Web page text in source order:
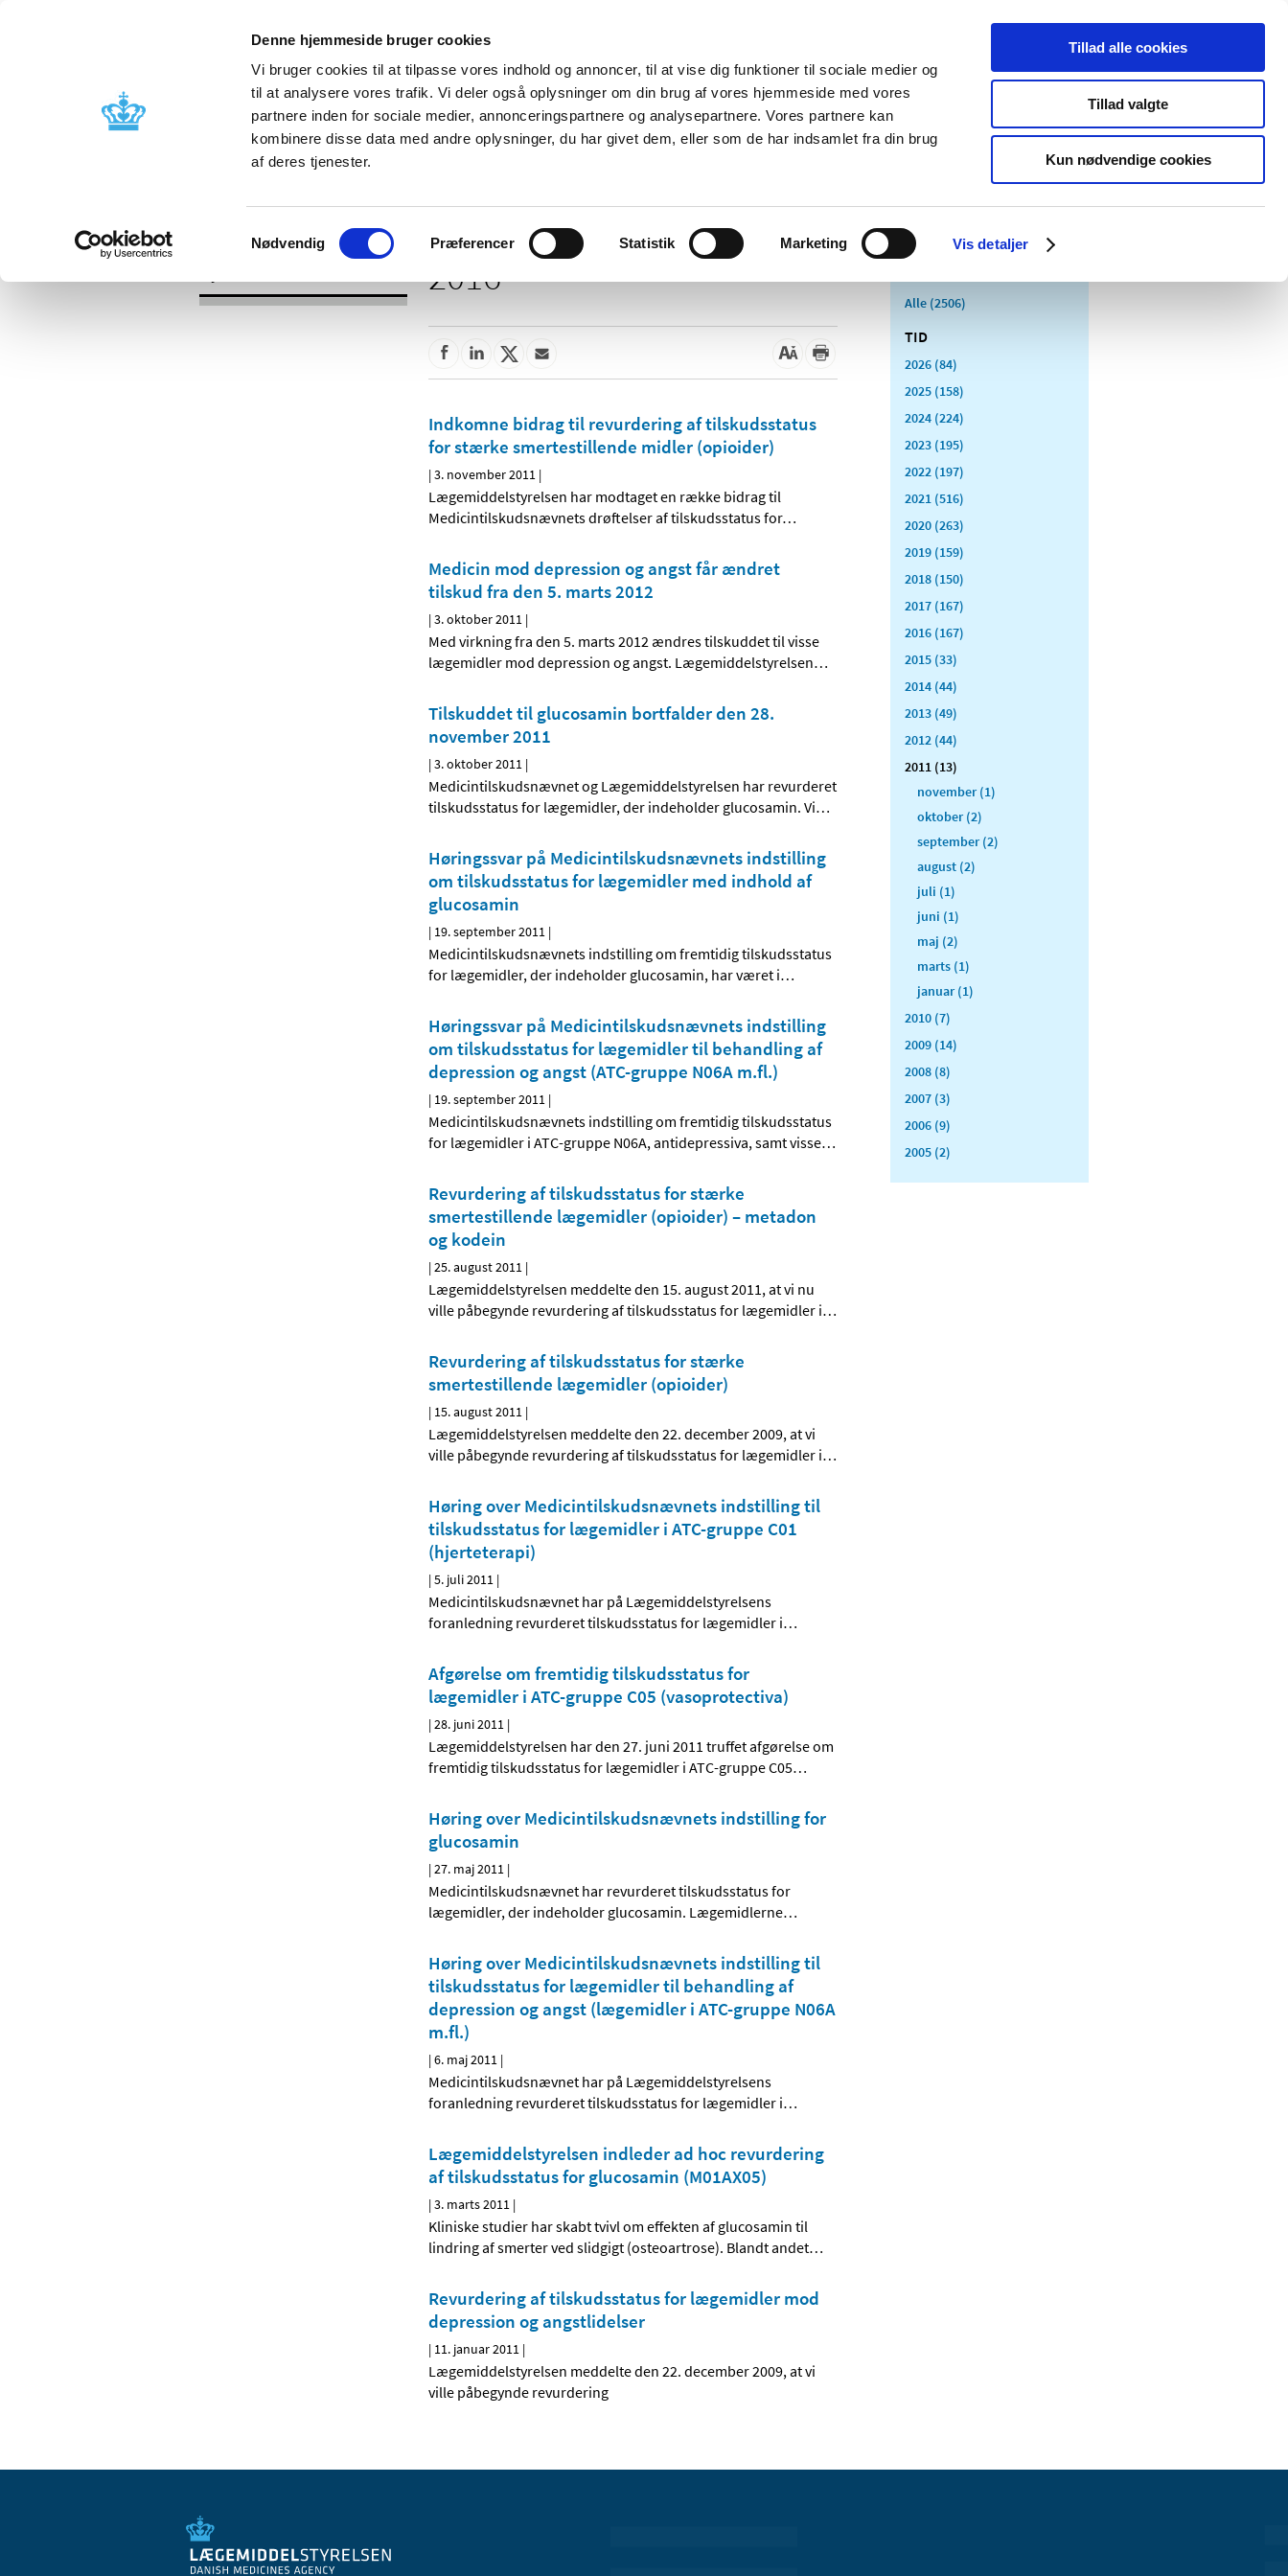
Denne hjemmeside bruger cookies
Vi bruger cookies til at tilpasse vores indhold og annoncer, til at vise dig funktioner til sociale medier og
til at analysere vores trafik. Vi deler også oplysninger om din brug af vores hjemmeside med vores
partnere inden for sociale medier, annonceringspartnere og analysepartnere. Vores partnere kan
kombinere disse data med andre oplysninger, du har givet dem, eller som de har indsamlet fra din brug
af deres tjenester.
Samtykkevalg
Nødvendig Præferencer Statistik Marketing Vis detaljer
Tillad alle cookies
Tillad valgte
Kun nødvendige cookies
Nyheder Om os Kontakt Udgivelser
Godkendelse og
Bivirkninger og
produktinformation
Tilskud og
Apoteker og salg af
Medicinsk
Særlige
produktområder
2016
Indkomne bidrag til revurdering af tilskudsstatus
for stærke smertestillende midler (opioider)
|3. november 2011 |
Lægemiddelstyrelsen har modtaget en række bidrag til
Medicintilskudsnævnets drøftelser af tilskudsstatus for…
Medicin mod depression og angst får ændret
tilskud fra den 5. marts 2012
|3. oktober 2011 |
Med virkning fra den 5. marts 2012 ændres tilskuddet til visse
lægemidler mod depression og angst. Lægemiddelstyrelsen…
Tilskuddet til glucosamin bortfalder den 28.
november 2011
|3. oktober 2011 |
Medicintilskudsnævnet og Lægemiddelstyrelsen har revurderet
tilskudsstatus for lægemidler, der indeholder glucosamin. Vi…
Høringssvar på Medicintilskudsnævnets indstilling
om tilskudsstatus for lægemidler med indhold af
glucosamin
| 19. september 2011 |
Medicintilskudsnævnets indstilling om fremtidig tilskudsstatus
for lægemidler, der indeholder glucosamin, har været i…
Høringssvar på Medicintilskudsnævnets indstilling
om tilskudsstatus for lægemidler til behandling af
depression og angst (ATC-gruppe N06A m.fl.)
| 19. september 2011 |
Medicintilskudsnævnets indstilling om fremtidig tilskudsstatus
for lægemidler i ATC-gruppe N06A, antidepressiva, samt visse…
Revurdering af tilskudsstatus for stærke
smertestillende lægemidler (opioider) – metadon
og kodein
|25. august 2011 |
Lægemiddelstyrelsen meddelte den 15. august 2011, at vi nu
ville påbegynde revurdering af tilskudsstatus for lægemidler i…
Revurdering af tilskudsstatus for stærke
smertestillende lægemidler (opioider)
| 15. august 2011 |
Lægemiddelstyrelsen meddelte den 22. december 2009, at vi
ville påbegynde revurdering af tilskudsstatus for lægemidler i…
Høring over Medicintilskudsnævnets indstilling til
tilskudsstatus for lægemidler i ATC-gruppe C01
(hjerteterapi)
|5. juli 2011 |
Medicintilskudsnævnet har på Lægemiddelstyrelsens
foranledning revurderet tilskudsstatus for lægemidler i…
Afgørelse om fremtidig tilskudsstatus for
lægemidler i ATC-gruppe C05 (vasoprotectiva)
|28. juni 2011 |
Lægemiddelstyrelsen har den 27. juni 2011 truffet afgørelse om
fremtidig tilskudsstatus for lægemidler i ATC-gruppe C05…
Høring over Medicintilskudsnævnets indstilling for
glucosamin
|27. maj 2011 |
Medicintilskudsnævnet har revurderet tilskudsstatus for
lægemidler, der indeholder glucosamin. Lægemidlerne…
Høring over Medicintilskudsnævnets indstilling til
tilskudsstatus for lægemidler til behandling af
depression og angst (lægemidler i ATC-gruppe N06A
m.fl.)
|6. maj 2011 |
Medicintilskudsnævnet har på Lægemiddelstyrelsens
foranledning revurderet tilskudsstatus for lægemidler i…
Lægemiddelstyrelsen indleder ad hoc revurdering
af tilskudsstatus for glucosamin (M01AX05)
|3. marts 2011 |
Kliniske studier har skabt tvivl om effekten af glucosamin til
lindring af smerter ved slidgigt (osteoartrose). Blandt andet…
Revurdering af tilskudsstatus for lægemidler mod
depression og angstlidelser
| 11. januar 2011 |
Lægemiddelstyrelsen meddelte den 22. december 2009, at vi
ville påbegynde revurdering
Alle (2506)
TID
2026 (84)
2025 (158)
2024 (224)
2023 (195)
2022 (197)
2021 (516)
2020 (263)
2019 (159)
2018 (150)
2017 (167)
2016 (167)
2015 (33)
2014 (44)
2013 (49)
2012 (44)
2011 (13)
november (1)
oktober (2)
september (2)
august (2)
juli (1)
juni (1)
maj (2)
marts (1)
januar (1)
2010 (7)
2009 (14)
2008 (8)
2007 (3)
2006 (9)
2005 (2)